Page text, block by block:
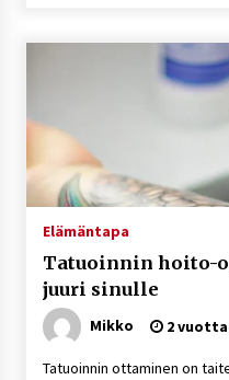
Elämäntapa
Tatuoinnin hoito-
juuri sinulle
Mikko 2
Tatuoinnin ottaminen on